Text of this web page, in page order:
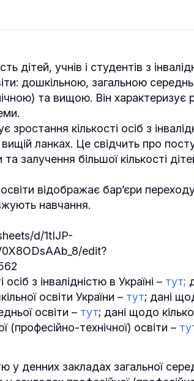
дітей, учнів і студентів з
дошкільною, загальною
та вищою. Він характеризує
кількості осіб з
ланках. Це свідчить про
залучення більшої кількості
відображає бар’єри
навчання.
d/1tIJP-
edit?
з інвалідністю в Україні – тут;
освіти України – тут; дані
освіти – тут; дані щодо
(професійно-технічної) освіти –
у денних закладах загальної